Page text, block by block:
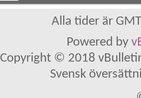
Alla tider är
Powered by
Copyright © 2018
Svensk